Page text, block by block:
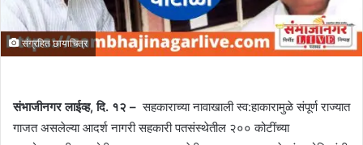
संग्रहित छायाचित्र
संभाजीनगर लाईव्ह, दि. १२ –सहकाराच्या नावाखाली स्व:हाकारामुळे संपूर्ण राज्यात
गाजत असलेल्या आदर्श नागरी सहकारी पतसंस्थेतील २०० कोटींच्या